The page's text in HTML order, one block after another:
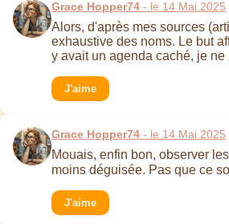
Grace Hopper74 - le 14 Mai 2025
Alors, d'après mes sources
exhaustive des noms. Le but
y avait un agenda caché, je ne
J'aime
Grace Hopper74 - le 14 Mai 2025
Mouais, enfin bon, observer
moins déguisée. Pas que ce
J'aime